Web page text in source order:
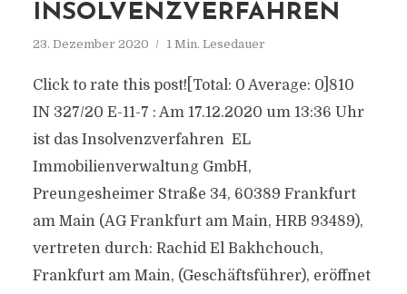
INSOLVENZVERFAHREN
23. Dezember 2020 1 Min. Lesedauer
Click to rate this post![Total: 0 Average: 0]810
IN 327/20 E-11-7 : Am 17.12.2020 um 13:36 Uhr
ist das Insolvenzverfahren EL
Immobilienverwaltung GmbH,
Preungesheimer Straße 34, 60389 Frankfurt
am Main (AG Frankfurt am Main, HRB 93489),
vertreten durch: Rachid El Bakhchouch,
Frankfurt am Main, (Geschäftsführer), eröffnet